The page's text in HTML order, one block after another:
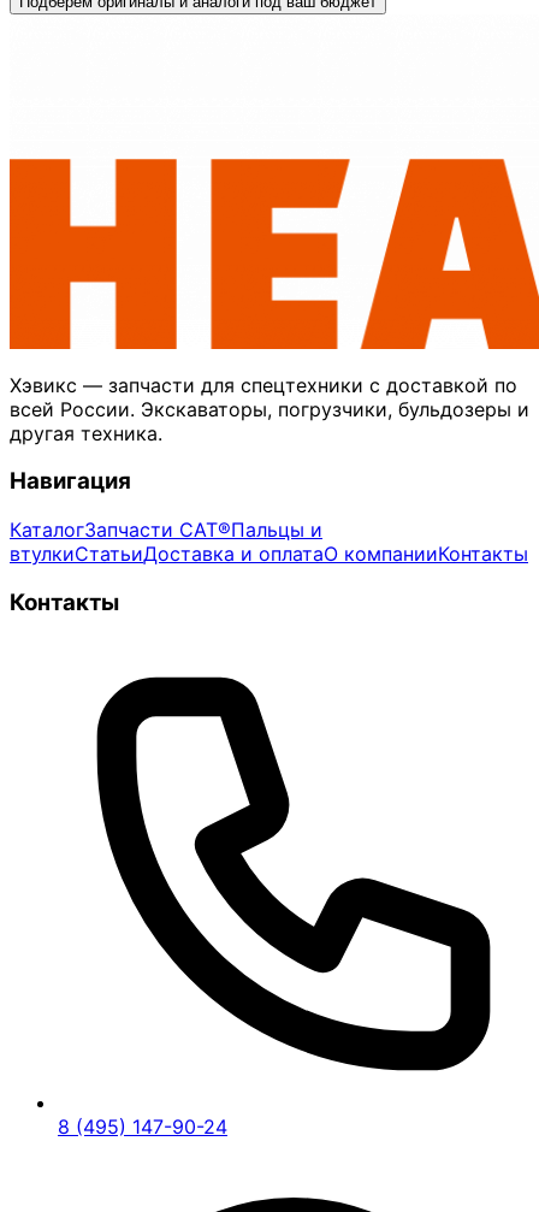
Хэвикс — запчасти для спецтехники с доставкой по
всей России. Экскаваторы, погрузчики, бульдозеры и
другая техника.
Навигация
КаталогЗапчасти CAT®Пальцы и
втулкиСтатьиДоставка и оплатаО компанииКонтакты
Контакты
8 (495) 147-90-24